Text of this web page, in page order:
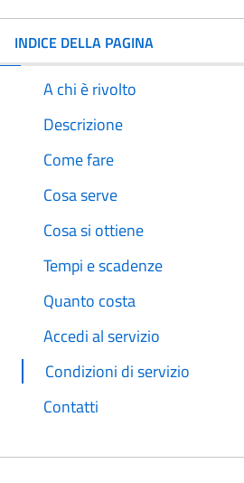
INDICE DELLA PAGINA
A chi è rivolto
Descrizione
Come fare
Cosa serve
Cosa si ottiene
Tempi e scadenze
Quanto costa
Accedi al servizio
Condizioni di servizio
Contatti